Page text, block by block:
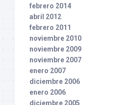
febrero 2014
abril 2012
febrero 2011
noviembre 2010
noviembre 2009
noviembre 2007
enero 2007
diciembre 2006
enero 2006
diciembre 2005